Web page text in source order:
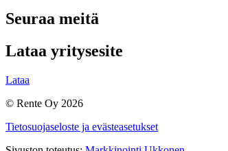
Seuraa meitä
Lataa yritysesite
Lataa
© Rente Oy 2026
Tietosuojaseloste ja evästeasetukset